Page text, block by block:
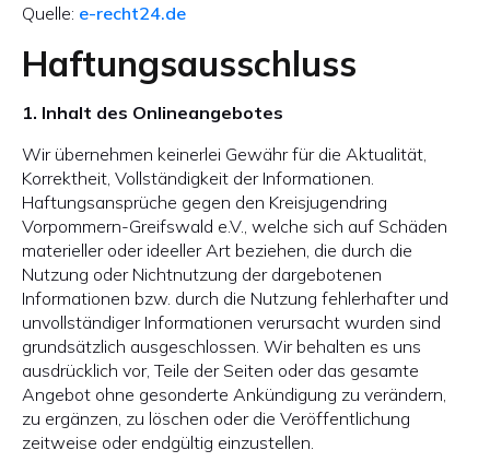
Quelle: e-recht24.de
Haftungsausschluss
1. Inhalt des Onlineangebotes
Wir übernehmen keinerlei Gewähr für die Aktualität,
Korrektheit, Vollständigkeit der Informationen.
Haftungsansprüche gegen den Kreisjugendring
Vorpommern-Greifswald e.V., welche sich auf Schäden
materieller oder ideeller Art beziehen, die durch die
Nutzung oder Nichtnutzung der dargebotenen
Informationen bzw. durch die Nutzung fehlerhafter und
unvollständiger Informationen verursacht wurden sind
grundsätzlich ausgeschlossen. Wir behalten es uns
ausdrücklich vor, Teile der Seiten oder das gesamte
Angebot ohne gesonderte Ankündigung zu verändern,
zu ergänzen, zu löschen oder die Veröffentlichung
zeitweise oder endgültig einzustellen.